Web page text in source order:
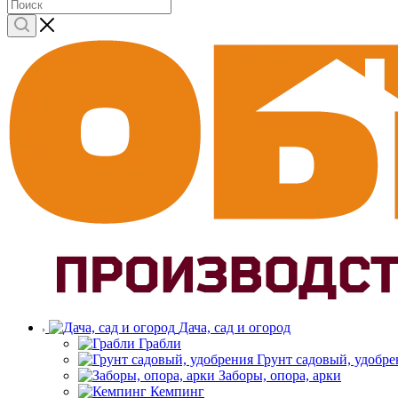
Дача, сад и огород
Грабли
Грунт садовый,
Заборы, опора, арки
Кемпинг